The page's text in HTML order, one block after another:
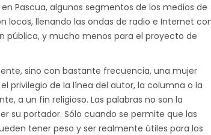
Pascua, algunos segmentos de los medios de
locos, llenando las ondas de radio e Internet
pública, y mucho menos para el proyecto de
sino con bastante frecuencia, una mujer
privilegio de la línea del autor, la columna o la
a un fin religioso. Las palabras no son la
su portador. Sólo cuando se permite que las
tener peso y ser realmente útiles para los